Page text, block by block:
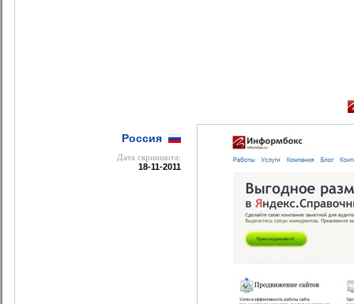
Россия
Дата cкриншота:
18-11-2011